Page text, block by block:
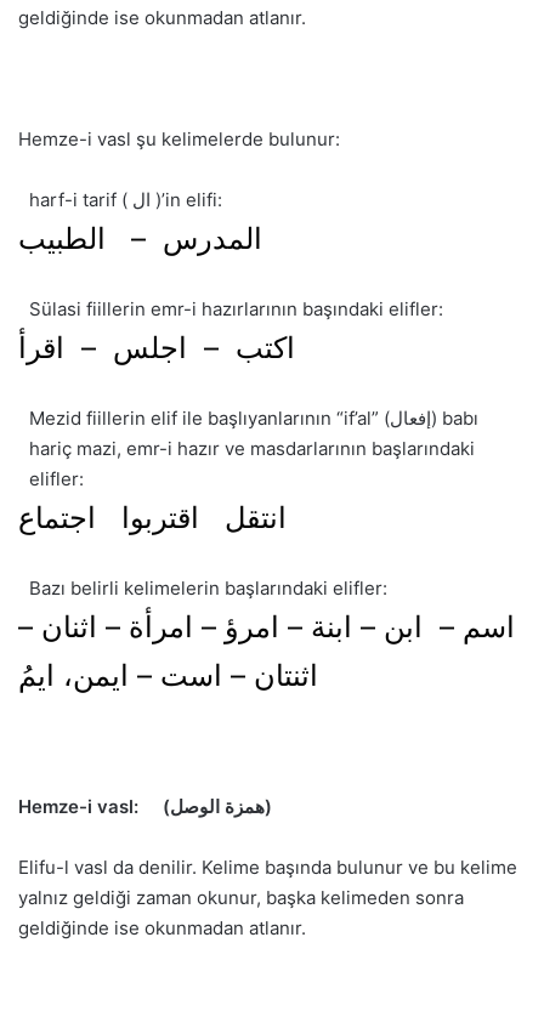
geldiğinde ise okunmadan atlanır.
Hemze-i vasl şu kelimelerde bulunur:
harf-i tarif ( ال )’in elifi:
المدرس – الطبيب
Sülasi fiillerin emr-i hazırlarının başındaki elifler:
اكتب – اجلس – اقرأ
Mezid fiillerin elif ile başlıyanlarının “if’al” (إفعال) babı
hariç mazi, emr-i hazır ve masdarlarının başlarındaki
elifler:
انتقل اقتربوا اجتماع
Bazı belirli kelimelerin başlarındaki elifler:
اسم – ابن – ابنة – امرؤ – امرأة – اثنان –
اثنتان – است – ايمن، ايمُ
Hemze-i vasl: (همزة الوصل)
Elifu-l vasl da denilir. Kelime başında bulunur ve bu kelime
yalnız geldiği zaman okunur, başka kelimeden sonra
geldiğinde ise okunmadan atlanır.